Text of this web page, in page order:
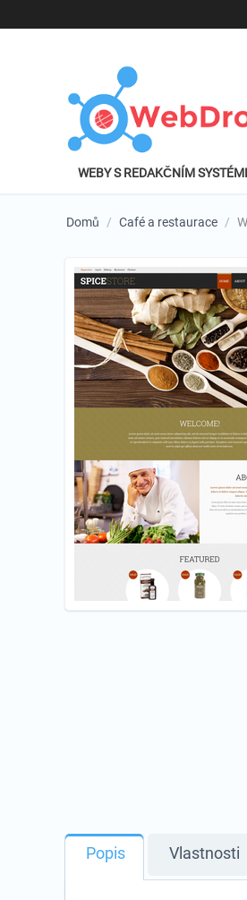
WEBY S REDAKČNÍM
Domů / Café a restaurace /
Popis Vlastnosti